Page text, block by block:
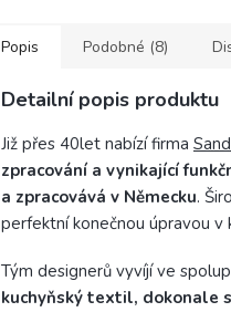
Popis Podobné (8)
Detailní popis produktu
Již přes 40let nabízí firma
zpracování a vynikající
a zpracovává v Německu.
perfektní konečnou úpravou
Tým designerů vyvíjí ve
kuchyňský textil, dokonale